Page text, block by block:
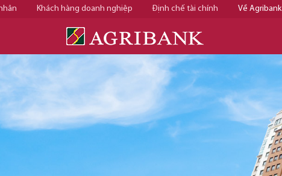
Khách hàng doanh nghiệp Định chế tài chính Về Agribank